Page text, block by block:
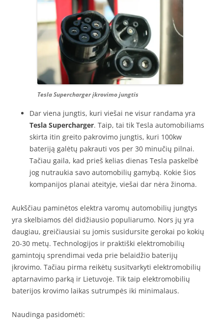
Tesla Supercharger įkrovimo jungtis
Dar viena jungtis, kuri viešai ne visur randama yra
Tesla Supercharger. Taip, tai tik Tesla automobiliams
skirta itin greito pakrovimo jungtis, kuri 100kw
bateriją galėtų pakrauti vos per 30 minučių pilnai.
Tačiau gaila, kad prieš kelias dienas Tesla paskelbė
jog nutraukia savo automobilių gamybą. Kokie šios
kompanijos planai ateityje, viešai dar nėra žinoma.
Aukščiau paminėtos elektra varomų automobilių jungtys
yra skelbiamos dėl didžiausio populiarumo. Nors jų yra
daugiau, greičiausiai su jomis susidursite gerokai po kokių
20-30 metų. Technologijos ir praktiški elektromobilių
gamintojų sprendimai veda prie belaidžio baterijų
įkrovimo. Tačiau pirma reikėtų susitvarkyti elektromobilių
aptarnavimo parką ir Lietuvoje. Tik taip elektromobilių
baterijos krovimo laikas sutrumpės iki minimalaus.
Naudinga pasidomėti: